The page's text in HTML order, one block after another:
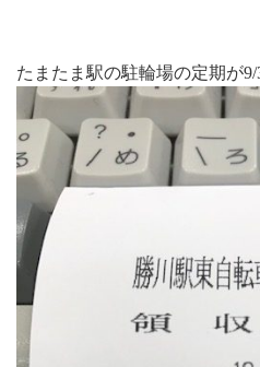
たまたま駅の駐輪場の定期が9/